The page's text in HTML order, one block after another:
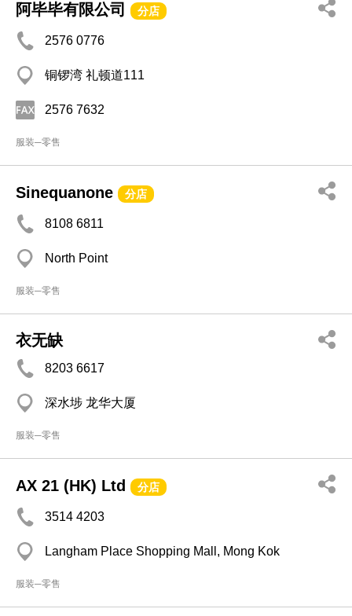
阿毕毕有限公司 分店
2576 0776
铜锣湾 礼顿道111
2576 7632
服装─零售
Sinequanone 分店
8108 6811
North Point
服装─零售
衣无缺
8203 6617
深水埗 龙华大厦
服装─零售
AX 21 (HK) Ltd 分店
3514 4203
Langham Place Shopping Mall, Mong Kok
服装─零售